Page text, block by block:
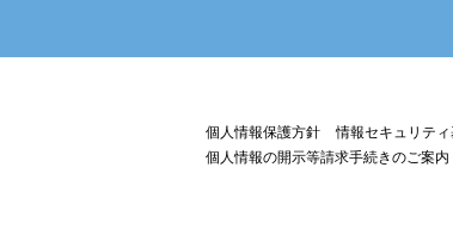
個人情報保護方針 情報セキュリテ
個人情報の開示等請求手続きのご案内